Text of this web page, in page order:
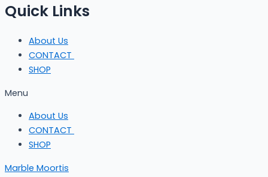
Quick Links
About Us
CONTACT
SHOP
Menu
About Us
CONTACT
SHOP
Marble Moortis